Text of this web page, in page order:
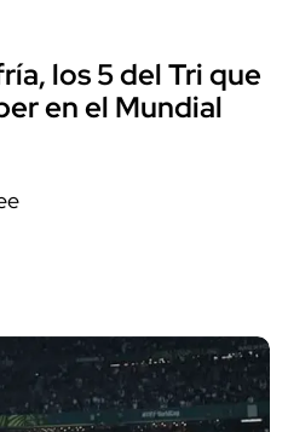
los 5 del Tri que
en el Mundial